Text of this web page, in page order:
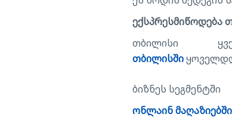
ექსპრესმიწოდება
თბილისი
თბილისში
ბიზნეს სეგმენტში
ონლაინ მაღაზიებში